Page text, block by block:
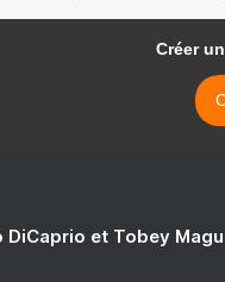
Créer
DiCaprio et Tobey